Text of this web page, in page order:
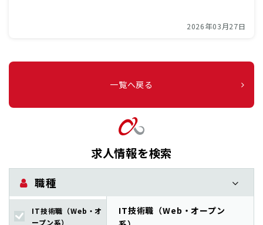
2026年03月27日
一覧へ戻る
求人情報を検索
職種
IT技術職（Web・オ
ープン系）
IT技術職（Web・オープン